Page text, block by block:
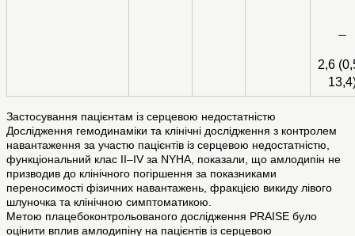
2,6
Застосування пацієнтам із серцевою недостатністю
Дослідження гемодинаміки та клінічні дослідження з контролем
навантаження за участю пацієнтів із серцевою недостатністю,
функціональний клас II–IV за NYHA, показали, що амлодипін не
призводив до клінічного погіршення за показниками
переносимості фізичних навантажень, фракцією викиду лівого
шлуночка та клінічною симптоматикою.
Метою плацебоконтрольованого дослідження PRAISE було
оцінити вплив амлодипіну на пацієнтів із серцевою